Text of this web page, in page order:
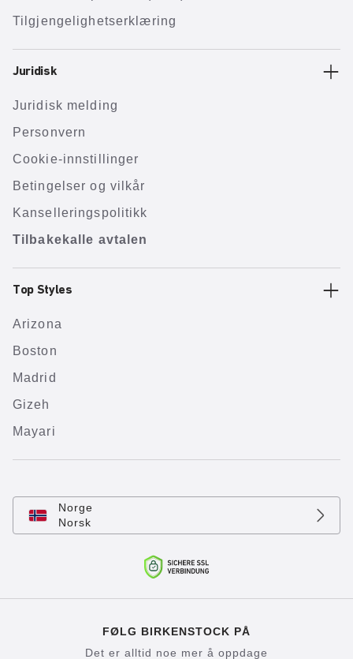
Tilgjengelighetserklæring
Juridisk
Juridisk melding
Personvern
Cookie-innstillinger
Betingelser og vilkår
Kanselleringspolitikk
Tilbakekalle avtalen
Top Styles
Arizona
Boston
Madrid
Gizeh
Mayari
Norge
Norsk
FØLG BIRKENSTOCK PÅ
Det er alltid noe mer å oppdage